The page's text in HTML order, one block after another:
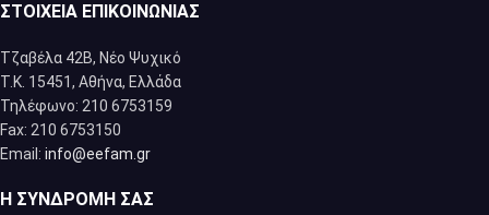
ΣΤΟΙΧΕΊΑ ΕΠΙΚΟΙΝΩΝΊΑΣ
Τζαβέλα 42Β, Νέο Ψυχικό
Τ.Κ. 15451, Αθήνα, Eλλάδα
Τηλέφωνο: 210 6753159
Fax: 210 6753150
Email: info@eefam.gr
Η ΣΥΝΔΡΟΜΉ ΣΑΣ